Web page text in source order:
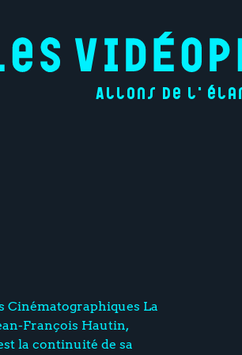
Allons de
La
François Hautin,
la continuité de sa